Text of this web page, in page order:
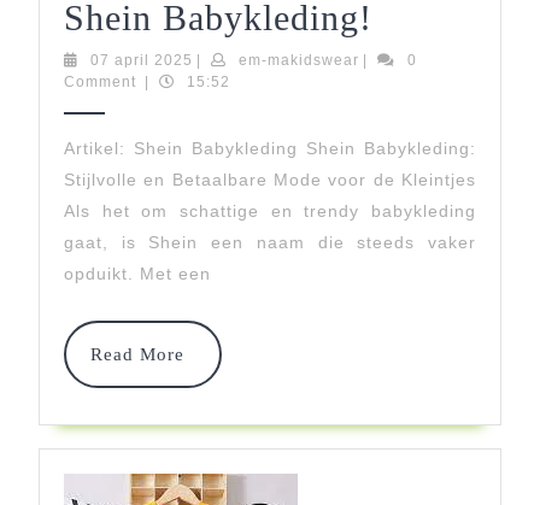
Shein Babykleding!
En
Ontdek
De
Schattige
07 april 2025 07
april
| em-makidswearem-
|
0
Comment
| 15:52
Artikel: Shein Babykleding Shein Babykleding:
Stijlvolle en Betaalbare Mode voor de Kleintjes
Als het om schattige en trendy babykleding
gaat, is Shein een naam die steeds vaker
opduikt. Met een
Read More
Read
More